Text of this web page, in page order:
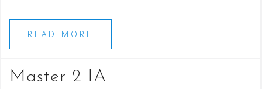
READ MORE
Master 2 IA